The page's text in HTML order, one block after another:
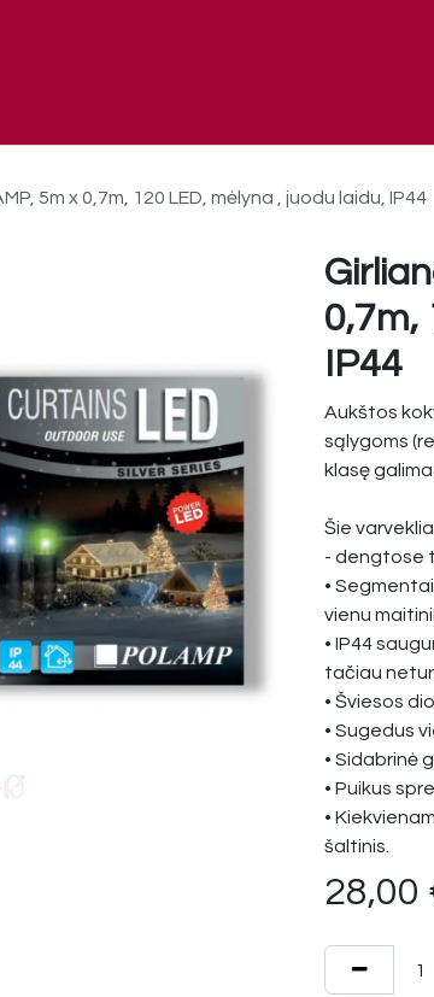
5m x 0,7m, 120 LED, mėlyna , juodu laidu, IP44
0,7m,
IP44
Aukštos
sąlygoms
klasę
Šie
- dengtose
•
vienu
• IP44
tačiau
• Šviesos
• Sugedus
• Sidabrinė
• Puikus
•
šaltinis.
28,00